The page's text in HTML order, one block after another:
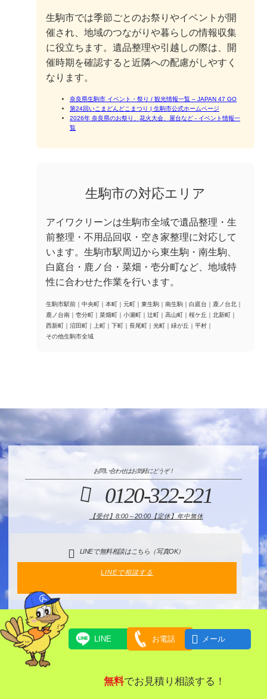
生駒市では季節ごとのお祭りやイベントが開
催され、地域のつながりや暮らしの情報収集
に役立ちます。遺品整理や引越しの際は、開
催時期を確認すると近隣への配慮がしやすく
なります。
奈良県生駒市 イベント・祭り / 観光情報一覧 – JAPAN 47 GO
第24回いこまどんどこまつり | 生駒市公式ホームページ
2026年 奈良県のお祭り、花火大会、屋台など ‐ イベント情報一
覧
生駒市の対応エリア
アイワクリーンは生駒市全域で遺品整理・生
前整理・不用品回収・空き家整理に対応して
います。生駒市駅周辺から東生駒・南生駒、
白庭台・鹿ノ台・菜畑・壱分町など、地域特
性に合わせた作業を行います。
生駒市駅前 ｜ 中央町 ｜ 本町 ｜ 元町 ｜ 東生駒 ｜ 南生駒 ｜ 白庭台 ｜ 鹿ノ台北 ｜
鹿ノ台南 ｜ 壱分町 ｜ 菜畑町 ｜ 小瀬町 ｜ 辻町 ｜ 高山町 ｜ 桜ケ丘 ｜ 北新町 ｜
西新町 ｜ 沼田町 ｜ 上町 ｜ 下町 ｜ 長尾町 ｜ 光町 ｜ 緑が丘 ｜ 平村 ｜
その他生駒市全域
お問い合わせはお気軽にどうぞ！
0120-322-221
【受付】8:00～20:00【定休】年中無休
LINEで無料相談はこちら（写真OK）
LINEで相談する
LINE お電話  メール
無料でお見積り相談する！